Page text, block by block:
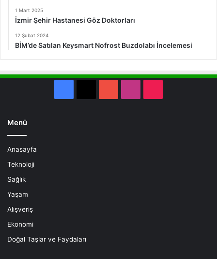
1 Mart 2025
İzmir Şehir Hastanesi Göz Doktorları
12 Şubat 2024
BİM’de Satılan Keysmart Nofrost Buzdolabı İncelemesi
Menü
Anasayfa
Teknoloji
Sağlık
Yaşam
Alışveriş
Ekonomi
Doğal Taşlar ve Faydaları